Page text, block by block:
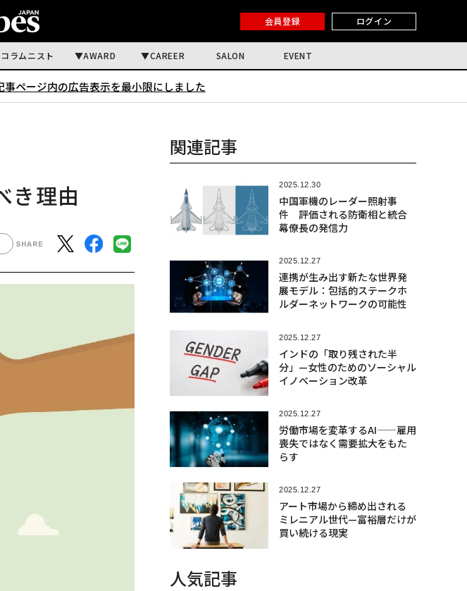
会員登録 ログイン
コラムニスト AWARD CAREER SALON EVENT
事ページ内の広告表示を最小限にしました
き理由
関連記事
2025.12.30
中国軍機のレーダー照射事
件 評価される防衛相と統合
幕僚長の発信力
2025.12.27
連携が生み出す新たな世界発
展モデル：包括的ステークホ
ルダーネットワークの可能性
2025.12.27
インドの「取り残された半
分」—女性のためのソーシャル
イノベーション改革
2025.12.27
労働市場を変革するAI——雇用
喪失ではなく需要拡大をもた
らす
2025.12.27
アート市場から締め出される
ミレニアル世代—富裕層だけが
買い続ける現実
人気記事